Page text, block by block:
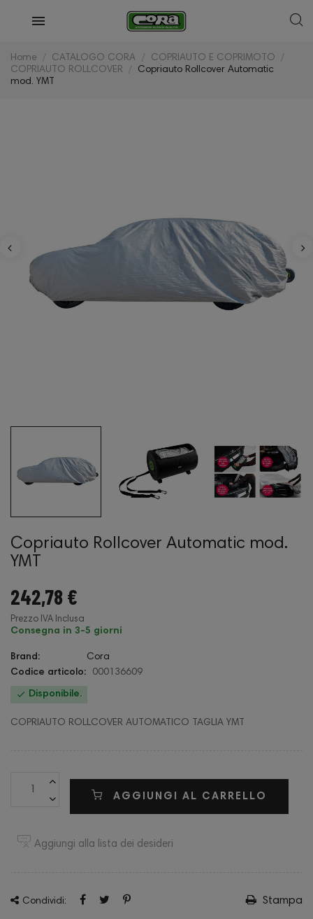
Home CATALOGO CORA
COPRIAUTO E COPRIMOTO
COPRIAUTO ROLLCOVER
Copriauto Rollcover Automatic
mod. YMT
Copriauto Rollcover Automatic mod.
YMT
242,78 €
Prezzo IVA Inclusa
Consegna in 3-5 giorni
Brand:
Cora
Codice articolo:
000136609
 Disponibile.
COPRIAUTO ROLLCOVER AUTOMATICO TAGLIA YMT
AGGIUNGI AL CARRELLO
Aggiungi alla lista dei desideri
Condividi: Stampa